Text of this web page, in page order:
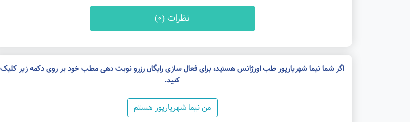
نظرات (0)
اگر شما نیما شهریارپور طب اورژانس هستید، برای فعال سازی رایگان رزرو نوبت دهی مطب خود بر روی دکمه زیر کلیک
کنید.
من نیما شهریارپور هستم